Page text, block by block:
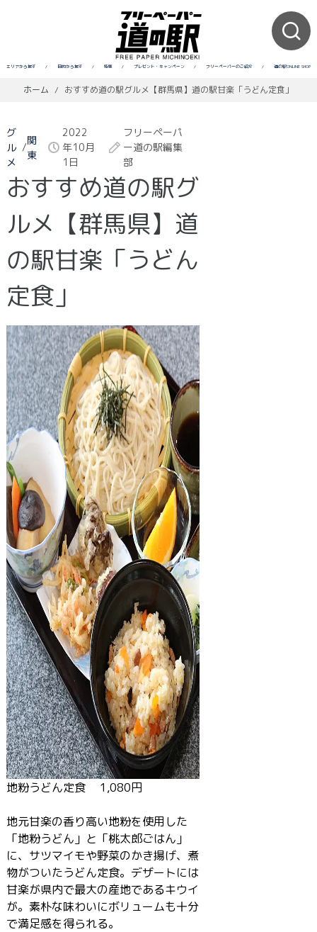
エリアから探す / 目的から探す / 特集 / プレゼント・キャンペーン / フリーペーパーのご紹介 / 道の駅ONLINE SHOP
ホーム / おすすめ道の駅グルメ【群馬県】道の駅甘楽「うどん定食」
グ
ル
メ
/
関
東
2022
年10月
1日
フリーペーパ
ー道の駅編集
部
おすすめ道の駅グ
ルメ【群馬県】道
の駅甘楽「うどん
定食」
地粉うどん定食 1,080円
地元甘楽の香り高い地粉を使用した
「地粉うどん」と「桃太郎ごはん」
に、サツマイモや野菜のかき揚げ、煮
物がついたうどん定食。デザートには
甘楽が県内で最大の産地であるキウイ
が。素朴な味わいにボリュームも十分
で満足感を得られる。